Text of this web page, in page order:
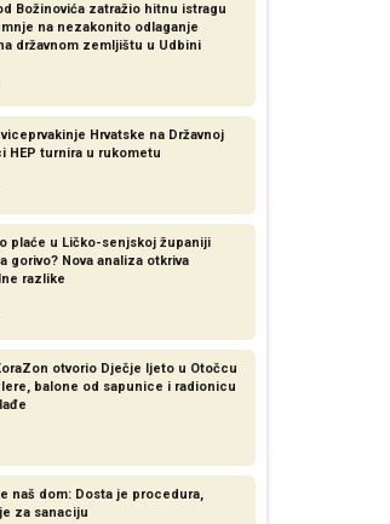
Božinovića zatražio hitnu istragu
na nezakonito odlaganje
državnom zemljištu u Udbini
Hrvatske na Državnoj
HEP turnira u rukometu
plaće u Ličko-senjskoj županiji
gorivo? Nova analiza otkriva
razlike​
otvorio Dječje ljeto u Otočcu
balone od sapunice i radionicu
naš dom: Dosta je procedura,
za sanaciju